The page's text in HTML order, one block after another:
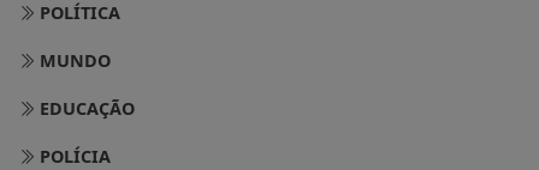
POLÍTICA
MUNDO
EDUCAÇÃO
POLÍCIA